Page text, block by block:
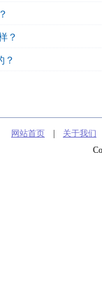
？
？
网站首页 关于我们